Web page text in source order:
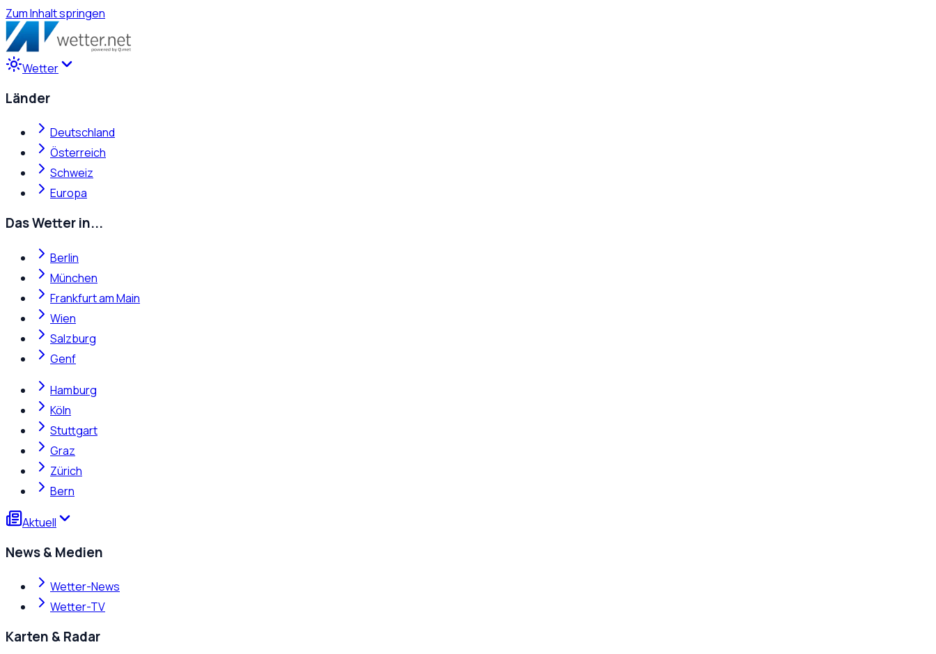
Zum Inhalt springen
Wetter
Länder
Deutschland
Österreich
Schweiz
Europa
Das Wetter in...
Berlin
München
Frankfurt am Main
Wien
Salzburg
Genf
Hamburg
Köln
Stuttgart
Graz
Zürich
Bern
Aktuell
News & Medien
Wetter-News
Wetter-TV
Karten & Radar